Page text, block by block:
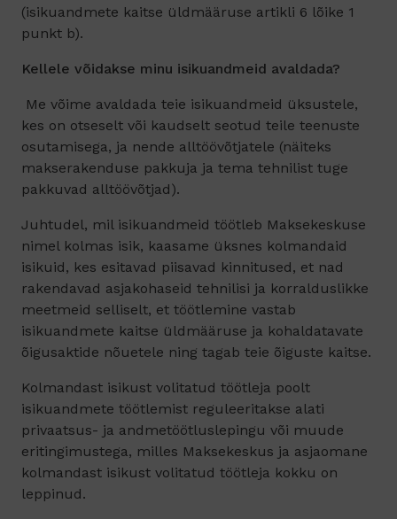
(isikuandmete kaitse üldmääruse artikli 6 lõike 1
punkt b).
Kellele võidakse minu isikuandmeid avaldada?
Me võime avaldada teie isikuandmeid üksustele,
kes on otseselt või kaudselt seotud teile teenuste
osutamisega, ja nende alltöövõtjatele (näiteks
makserakenduse pakkuja ja tema tehnilist tuge
pakkuvad alltöövõtjad).
Juhtudel, mil isikuandmeid töötleb Maksekeskuse
nimel kolmas isik, kaasame üksnes kolmandaid
isikuid, kes esitavad piisavad kinnitused, et nad
rakendavad asjakohaseid tehnilisi ja korralduslikke
meetmeid selliselt, et töötlemine vastab
isikuandmete kaitse üldmääruse ja kohaldatavate
õigusaktide nõuetele ning tagab teie õiguste kaitse.
Kolmandast isikust volitatud töötleja poolt
isikuandmete töötlemist reguleeritakse alati
privaatsus- ja andmetöötluslepingu või muude
eritingimustega, milles Maksekeskus ja asjaomane
kolmandast isikust volitatud töötleja kokku on
leppinud.